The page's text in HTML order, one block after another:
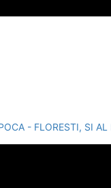
- FLORESTI, SI